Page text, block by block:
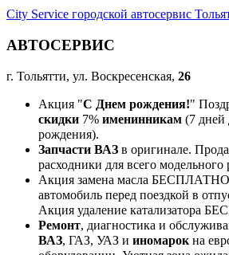
City Service городской автосервис
АВТОСЕРВИС
г. Тольятти, ул. Воскресенская, 26
Акция "С Днем рождения!"
скидки 7% именинникам (7 дней
рождения).
Запчасти ВАЗ в оригинале.
расходники для всего модельного
Акция замена масла
автомобиль перед поездкой в
Акция удаление катализатора
Ремонт, диагностика и
ВАЗ, ГАЗ, УАЗ и иномарокна